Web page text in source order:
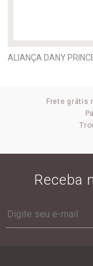
ALIANÇA DANY
Frete grátis
Receba